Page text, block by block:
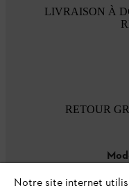
LIVRAISON À
RETOUR
Notre site internet